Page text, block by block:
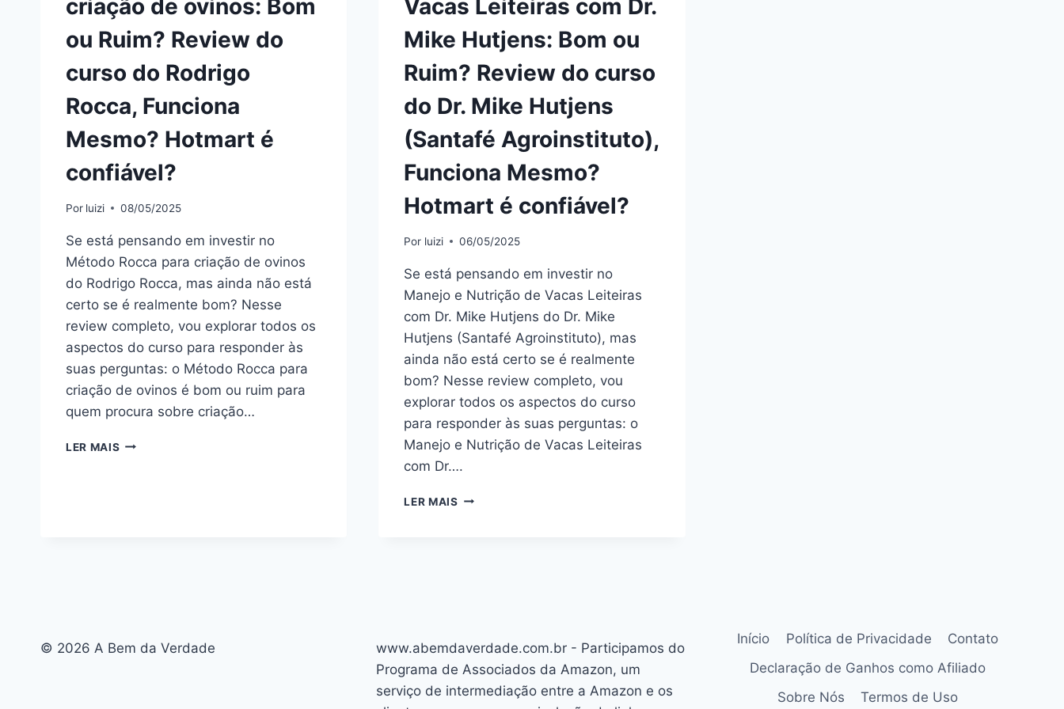
CONFIÁVEL?
criação de ovinos: Bom
ou Ruim? Review do
curso do Rodrigo
Rocca, Funciona
Mesmo? Hotmart é
confiável?
Por luizi 08/05/2025
Se está pensando em investir no
Método Rocca para criação de ovinos
do Rodrigo Rocca, mas ainda não está
certo se é realmente bom? Nesse
review completo, vou explorar todos os
aspectos do curso para responder às
suas perguntas: o Método Rocca para
criação de ovinos é bom ou ruim para
quem procura sobre criação…
LER MAIS MÉTODO
DO
Vacas Leiteiras com Dr.
Mike Hutjens: Bom ou
Ruim? Review do curso
do Dr. Mike Hutjens
(Santafé Agroinstituto),
Funciona Mesmo?
Hotmart é confiável?
Por luizi 06/05/2025
Se está pensando em investir no
Manejo e Nutrição de Vacas Leiteiras
com Dr. Mike Hutjens do Dr. Mike
Hutjens (Santafé Agroinstituto), mas
ainda não está certo se é realmente
bom? Nesse review completo, vou
explorar todos os aspectos do curso
para responder às suas perguntas: o
Manejo e Nutrição de Vacas Leiteiras
com Dr….
LER MAIS MANEJO
HUTJENS:
BOM
RUIM?
© 2026 A Bem da Verdade
www.abemdaverdade.com.br - Participamos do
Programa de Associados da Amazon, um
serviço de intermediação entre a Amazon e os
Início Política de Privacidade
Contato
Declaração de Ganhos como Afiliado
Sobre Nós
Termos de Uso